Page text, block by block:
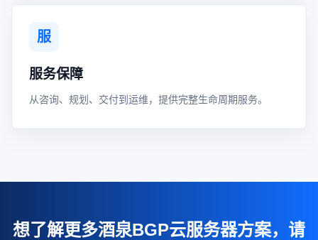
服
服务保障
从咨询、规划、交付到运维，提供完整生命周期服务。
想了解更多酒泉BGP云服务器方案，请